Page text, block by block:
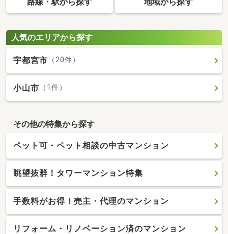
人気のエリアから探す
宇都宮市 （20件）
小山市 （1件）
その他の特集から探す
ペット可・ペット相談の中古マンション
眺望抜群！タワーマンション特集
手数料がお得！売主・代理のマンション
リフォーム・リノベーション済のマンション